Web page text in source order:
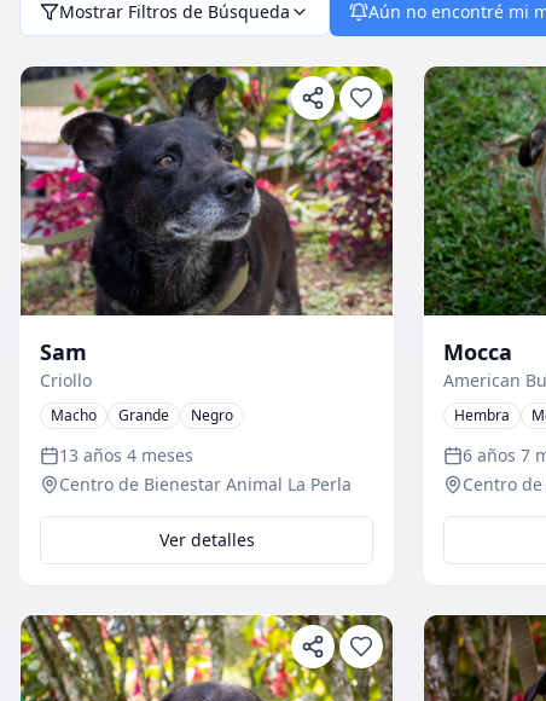
Mostrar Filtros de Búsqueda Aún no encontré mi
Sam
Criollo
Macho Grande Negro
13 años 4 meses
Centro de Bienestar Animal La Perla
Ver detalles
Mocca
American
Hembra
6 años 7
Centro